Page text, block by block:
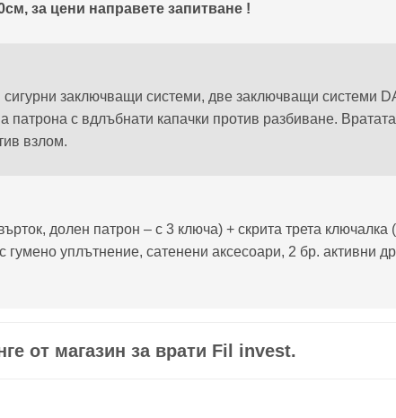
за цени направете запитване !
заключващи системи, две заключващи системи
патрона с вдлъбнати капачки против разбиване.
взлом.
долен патрон – с 3 ключа) + скрита трета ключалка
уплътнение, сатенени аксесоари, 2 бр. активни
от магазин за врати Fil invest.